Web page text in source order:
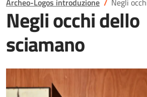
Archeo-Logos introduzione
Negli
Negli occhi dello
sciamano